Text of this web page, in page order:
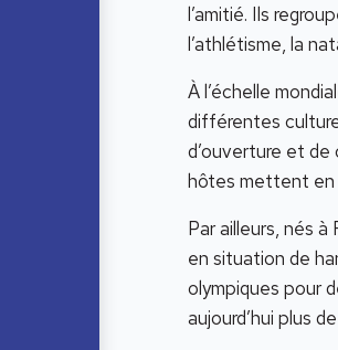
l’amitié. Ils
l’athlétisme, la
À l’échelle
différentes
d’ouverture et de
hôtes mettent en
Par ailleurs, nés
en situation de
olympiques pour
aujourd’hui plus